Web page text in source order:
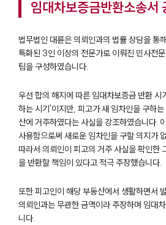
고객의 소리
AI대륜
주요 업무사
사례분석/최신
법률정보
법률지식인
고객후기
업무분야
건설부 업무
임대차보증금반환소송서
법무법인 대륜은 의뢰인과의 법률 상담을 통
특화된 3인 이상의 전문가로 이뤄진 민사전
팀을 구성하였습니다.
우선 합의 해지에 따른 임대차보증금 반환
하는 시기'이지만, 피고가 새 임차인을 구하
산에 거주하였다는 사실을 강조하였습니다.
사용함으로써 새로운 임차인을 구할 의지가
따라서 의뢰인이 피고의 거주 사실을 확인한
을 반환할 책임이 있다고 적극 주장했습니다.
또한 피고인이 해당 부동산에서 생활하면서
의뢰인과는 무관한 금액이라 주장하며 임대
니다.